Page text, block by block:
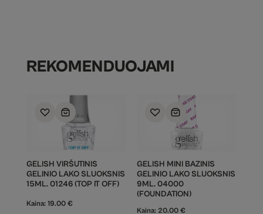
REKOMENDUOJAMI
GELISH VIRŠUTINIS
GELINIO LAKO SLUOKSNIS
15ML. 01246 (TOP IT OFF)
Kaina: 19.00 €
GELISH MINI BAZINIS
GELINIO LAKO SLUOKSNIS
9ML. 04000
(FOUNDATION)
Kaina: 20.00 €